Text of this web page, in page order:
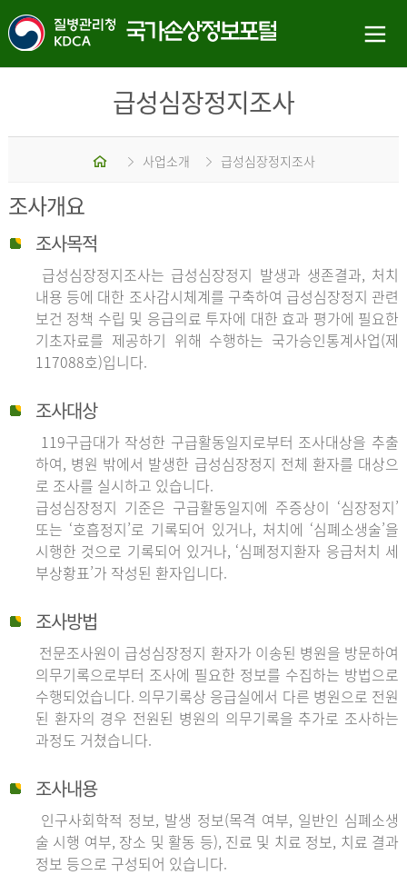
급성심장정지조사
홈 사업소개 급성심장정지조사
조사개요
조사목적
급성심장정지조사는 급성심장정지 발생과 생존결과, 처치
내용 등에 대한 조사감시체계를 구축하여 급성심장정지 관련
보건 정책 수립 및 응급의료 투자에 대한 효과 평가에 필요한
기초자료를 제공하기 위해 수행하는 국가승인통계사업(제
117088호)입니다.
조사대상
119구급대가 작성한 구급활동일지로부터 조사대상을 추출
하여, 병원 밖에서 발생한 급성심장정지 전체 환자를 대상으
로 조사를 실시하고 있습니다.
급성심장정지 기준은 구급활동일지에 주증상이 ‘심장정지’
또는 ‘호흡정지’로 기록되어 있거나, 처치에 ‘심폐소생술’을
시행한 것으로 기록되어 있거나, ‘심폐정지환자 응급처치 세
부상황표’가 작성된 환자입니다.
조사방법
전문조사원이 급성심장정지 환자가 이송된 병원을 방문하여
의무기록으로부터 조사에 필요한 정보를 수집하는 방법으로
수행되었습니다. 의무기록상 응급실에서 다른 병원으로 전원
된 환자의 경우 전원된 병원의 의무기록을 추가로 조사하는
과정도 거쳤습니다.
조사내용
인구사회학적 정보, 발생 정보(목격 여부, 일반인 심폐소생
술 시행 여부, 장소 및 활동 등), 진료 및 치료 정보, 치료 결과
정보 등으로 구성되어 있습니다.